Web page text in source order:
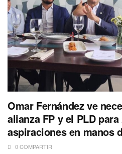
Omar Fernández ve
alianza FP y el PLD
aspiraciones en manos
0 COMPARTIR